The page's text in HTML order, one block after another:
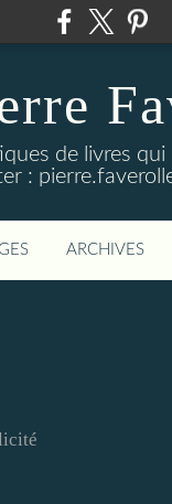
de livres
:
ARCHIVES